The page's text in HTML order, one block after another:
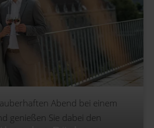
Abend bei einem
genießen Sie dabei den